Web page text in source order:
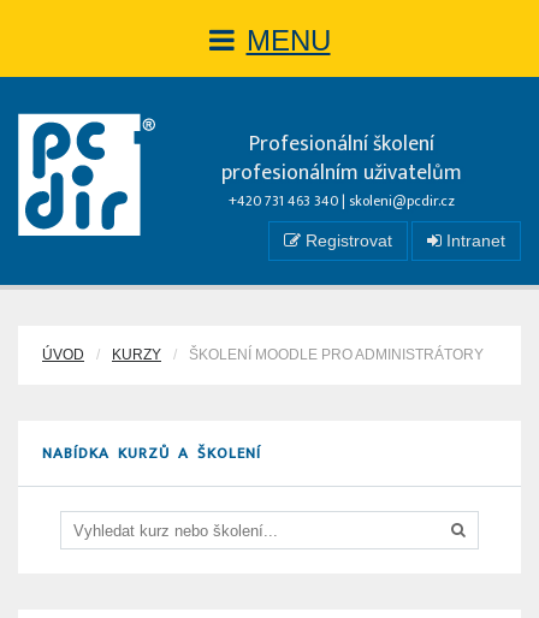
MENU
Profesionální školení
profesionálním uživatelům
+420 731 463 340 | skoleni@pcdir.cz
Registrovat Intranet
ÚVOD KURZY ŠKOLENÍ MOODLE PRO ADMINISTRÁTORY
NABÍDKA KURZŮ A ŠKOLENÍ